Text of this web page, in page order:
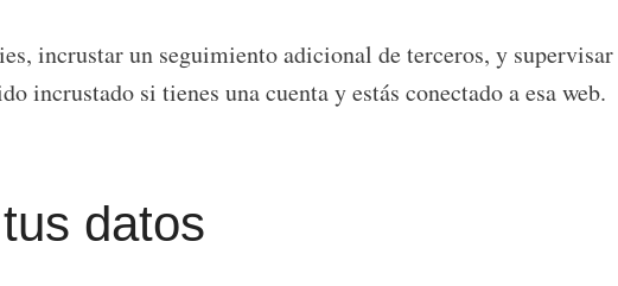
incrustar un seguimiento adicional de terceros, y
si tienes una cuenta y estás conectado a esa web.
datos